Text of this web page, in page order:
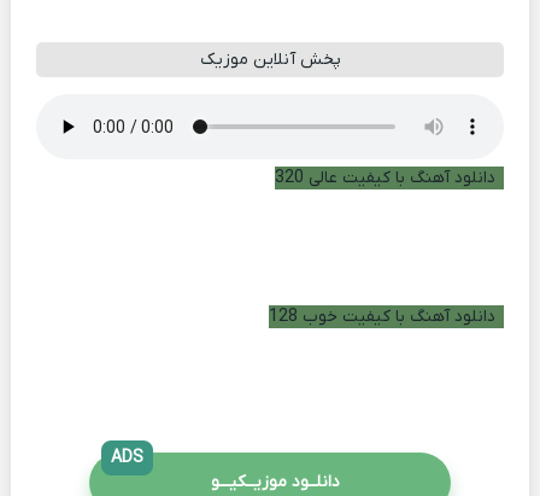
پخش آنلاین موزیک
دانلود آهنگ با کیفیت عالی 320
دانلود آهنگ با کیفیت خوب 128
دانلــود موزیــکیـــو
ADS